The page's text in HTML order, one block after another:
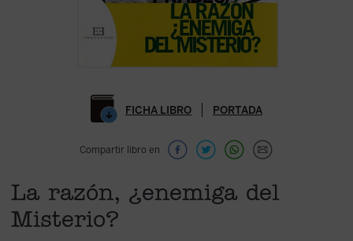
FICHA LIBRO PORTADA
Compartir libro en
La razón, ¿enemiga del
Misterio?